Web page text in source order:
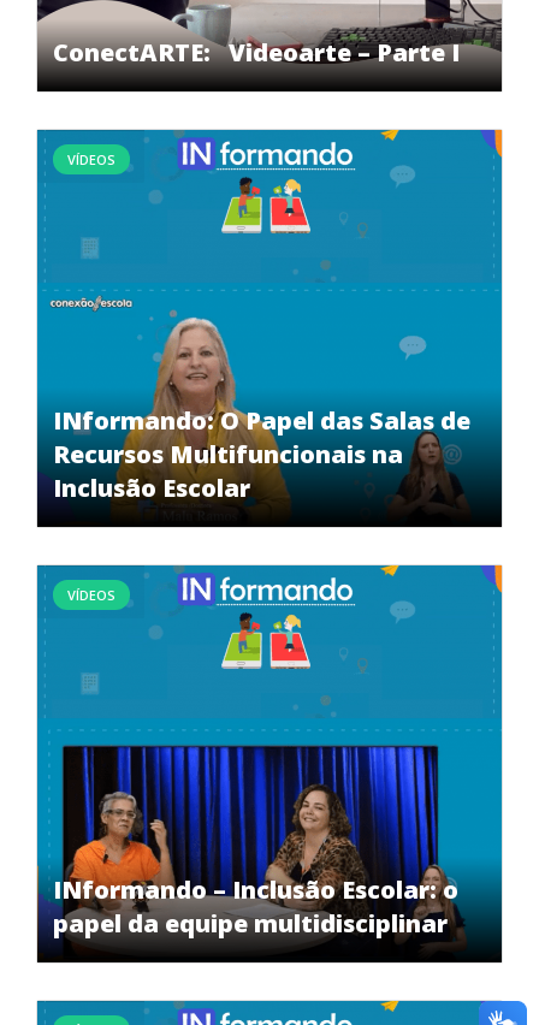
ConectARTE: Videoarte – Parte I
INformando: O Papel das Salas de
Recursos Multifuncionais na
Inclusão Escolar
VÍDEOS
INformando – Inclusão Escolar: o
papel da equipe multidisciplinar
VÍDEOS